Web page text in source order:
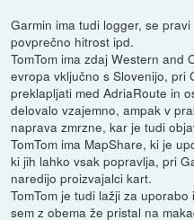
Garmin ima tudi logger, se
povprečno hitrost ipd.
TomTom ima zdaj Western and
evropa vključno s Slovenijo, pri
preklapljati med AdriaRoute in
delovalo vzajemno, ampak v
naprava zmrzne, kar je tudi
TomTom ima MapShare, ki je
ki jih lahko vsak popravlja, pri
naredijo proizvajalci kart.
TomTom je tudi lažji za
sem z obema že pristal na